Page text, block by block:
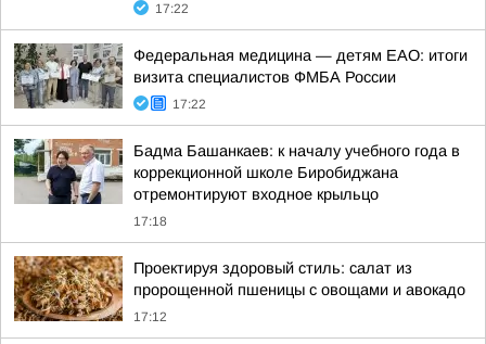
17:22
Федеральная медицина — детям ЕАО: итоги
визита специалистов ФМБА России
17:22
Бадма Башанкаев: к началу учебного года в
коррекционной школе Биробиджана
отремонтируют входное крыльцо
17:18
Проектируя здоровый стиль: салат из
пророщенной пшеницы с овощами и авокадо
17:12